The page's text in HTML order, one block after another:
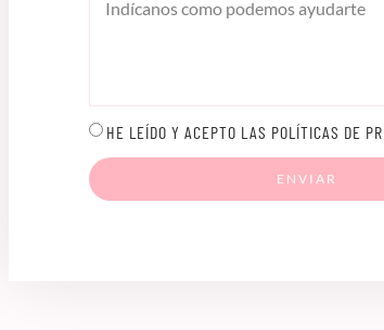
HE LEÍDO Y ACEPTO LAS POLÍTICAS DE
ENVIAR